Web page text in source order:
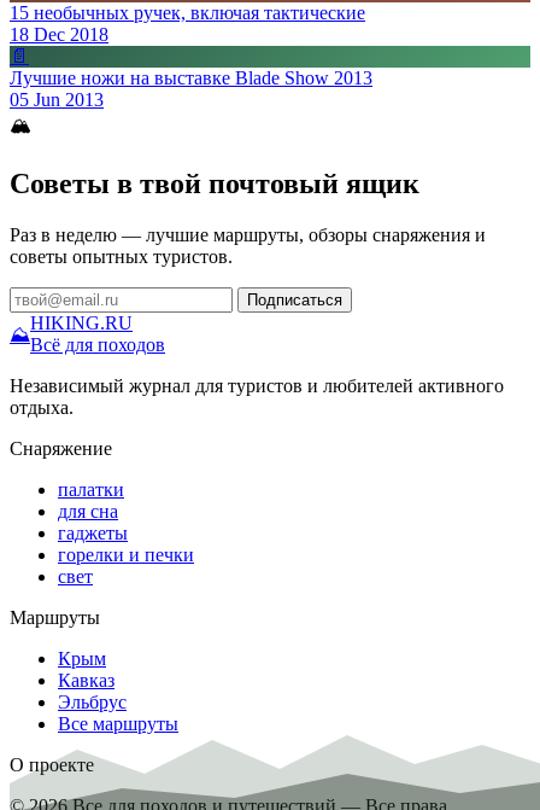
15 необычных ручек, включая тактические
18 Dec 2018
📄
Лучшие ножи на выставке Blade Show 2013
05 Jun 2013
🏔
Советы в твой почтовый ящик
Раз в неделю — лучшие маршруты, обзоры снаряжения и
советы опытных туристов.
Подписаться
⛰
HIKING.RU
Всё для походов
Независимый журнал для туристов и любителей активного
отдыха.
Снаряжение
палатки
для сна
гаджеты
горелки и печки
свет
Маршруты
Крым
Кавказ
Эльбрус
Все маршруты
О проекте
© 2026 Все для походов и путешествий — Все права